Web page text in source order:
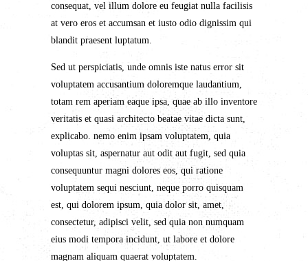
consequat, vel illum dolore eu feugiat nulla facilisis
at vero eros et accumsan et iusto odio dignissim qui
blandit praesent luptatum.
Sed ut perspiciatis, unde omnis iste natus error sit
voluptatem accusantium doloremque laudantium,
totam rem aperiam eaque ipsa, quae ab illo inventore
veritatis et quasi architecto beatae vitae dicta sunt,
explicabo. nemo enim ipsam voluptatem, quia
voluptas sit, aspernatur aut odit aut fugit, sed quia
consequuntur magni dolores eos, qui ratione
voluptatem sequi nesciunt, neque porro quisquam
est, qui dolorem ipsum, quia dolor sit, amet,
consectetur, adipisci velit, sed quia non numquam
eius modi tempora incidunt, ut labore et dolore
magnam aliquam quaerat voluptatem.